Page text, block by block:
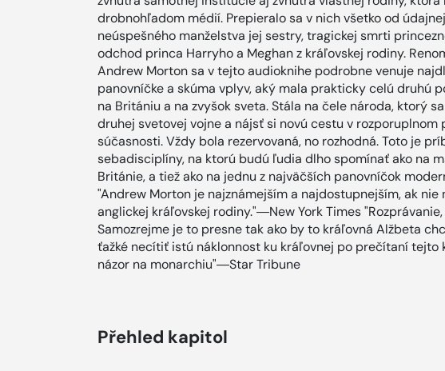
drobnohľadom médií. Prepieralo sa v nich všetko od
neúspešného manželstva jej sestry, tragickej smrti
odchod princa Harryho a Meghan z kráľovskej rodiny.
Andrew Morton sa v tejto audioknihe podrobne venuje
panovníčke a skúma vplyv, aký mala prakticky celú druhú
na Britániu a na zvyšok sveta. Stála na čele národa, ktorý
druhej svetovej vojne a nájsť si novú cestu v
súčasnosti. Vždy bola rezervovaná, no rozhodná. Toto je
sebadisciplíny, na ktorú budú ľudia dlho spomínať ako na
Británie, a tiež ako na jednu z najväčších panovníčok
"Andrew Morton je najznámejším a najdostupnejším, ak
anglickej kráľovskej rodiny."―New York Times
Samozrejme je to presne tak ako by to kráľovná Alžbeta
ťažké necítiť istú náklonnost ku kráľovnej po prečítaní tejto
názor na monarchiu"―Star Tribune
Přehled kapitol